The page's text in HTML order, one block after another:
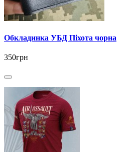
Обкладинка УБД Піхота чорна
350грн